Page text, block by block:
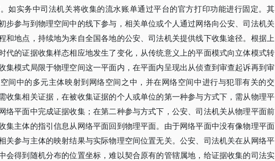
如实务中司法机关将收集的流水账单通过平台的官方打印功能进行固定。其
步参与到物理空间中的线下参与，相关单位或个人通过网络向公安、司法机关
和地点，持续地为来自全国各地的公安、司法机关提供线下收集途径。根据上
代的证据收集样态相应地发生了变化，从传统意义上的平面模式向立体模式转
集模式局限于物理空间这一平面内，在平面内呈现出从侦查到审查起诉再到审
间中的多元主体映射到网络空间之中，并在网络空间中进行与犯罪有关的交
收集相关证据，在被收集证据的个人或单位的第一种参与方式下，需从物理平
络平面中完成证据收集；在第二种参与方式下，公安、司法机关从物理平面前
集主体的指引信息从网络平面回到物理平面。由于网络平面中没有像物理平面
关参与主体的映射结果与实际物理空间位置无关。公安、司法机关在从网络平
会得到随机分布的位置坐标，难以契合原有的管辖属地，给证据收集的司法实